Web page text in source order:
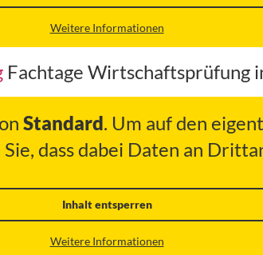
Weitere Informationen
Fachtage Wirtschaftsprüfung
Standard. Um auf den
dass dabei Daten an
Inhalt entsperren
Weitere Informationen